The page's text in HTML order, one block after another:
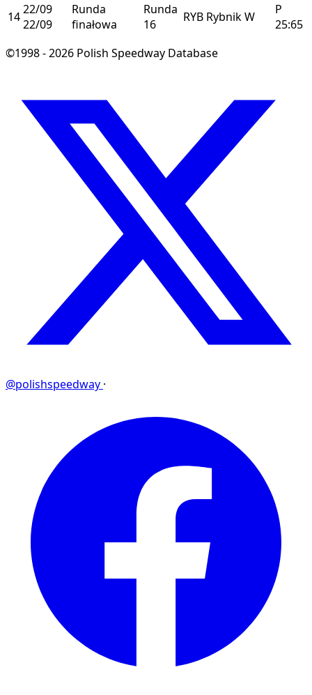
1422/09
22/09
Runda
finałowa
Runda
16
RYB RybnikW
P
25:65
©1998 - 2026 Polish Speedway Database
@polishspeedway ·